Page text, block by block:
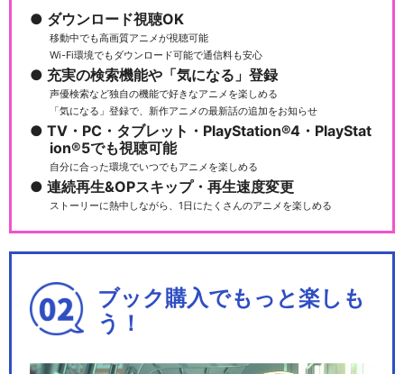
ダウンロード視聴OK
移動中でも高画質アニメが視聴可能
Wi-Fi環境でもダウンロード可能で通信料も安心
充実の検索機能や「気になる」登録
声優検索など独自の機能で好きなアニメを楽しめる
「気になる」登録で、新作アニメの最新話の追加をお知らせ
TV・PC・タブレット・PlayStation®4・PlayStat
ion®5でも視聴可能
自分に合った環境でいつでもアニメを楽しめる
連続再生&OPスキップ・再生速度変更
ストーリーに熱中しながら、1日にたくさんのアニメを楽しめる
ブック購入でもっと楽しも
う！